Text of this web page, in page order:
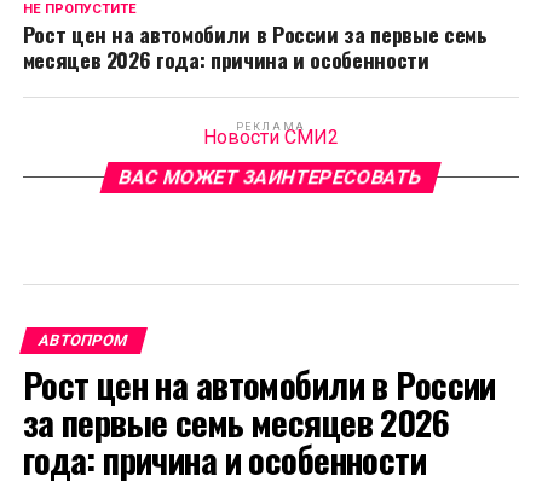
НЕ ПРОПУСТИТЕ
Рост цен на автомобили в России за первые семь
месяцев 2026 года: причина и особенности
РЕКЛАМА
Новости СМИ2
ВАС МОЖЕТ ЗАИНТЕРЕСОВАТЬ
АВТОПРОМ
Рост цен на автомобили в России
за первые семь месяцев 2026
года: причина и особенности